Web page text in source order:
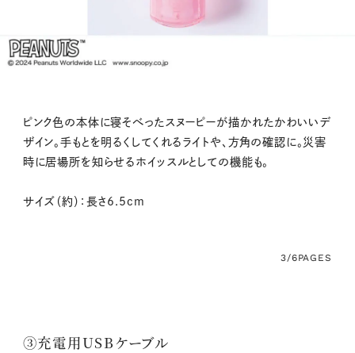
ピンク色の本体に寝そべったスヌーピーが描かれたかわいいデ
ザイン。手もとを明るくしてくれるライトや、方角の確認に。災害
時に居場所を知らせるホイッスルとしての機能も。
サイズ（約）：長さ6.5cm
3/6PAGES
③充電用USBケーブル